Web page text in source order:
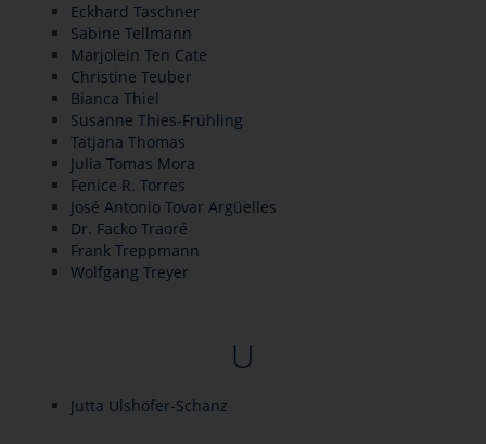
Eckhard Taschner
Sabine Tellmann
Marjolein Ten Cate
Christine Teuber
Bianca Thiel
Susanne Thies-Frühling
Tatjana Thomas
Julia Tomas Mora
Fenice R. Torres
José Antonio Tovar Argüelles
Dr. Facko Traoré
Frank Treppmann
Wolfgang Treyer
U
Jutta Ulshöfer-Schanz